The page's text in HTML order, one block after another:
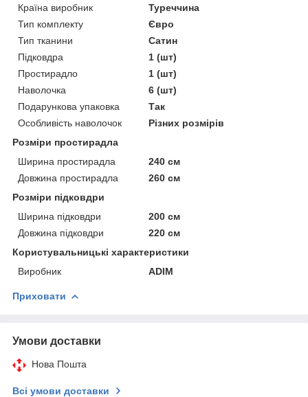
Країна виробник
Туреччина
Тип комплекту
Євро
Тип тканини
Сатин
Підковдра
1 (шт)
Простирадло
1 (шт)
Наволочка
6 (шт)
Подарункова упаковка
Так
Особливість наволочок
Різних розмірів
Розміри простирадла
Ширина простирадла
240 см
Довжина простирадла
260 см
Розміри підковдри
Ширина підковдри
200 см
Довжина підковдри
220 см
Користувальницькі характеристики
Виробник
ADIM
Приховати
Умови доставки
Нова Пошта
Всі умови доставки